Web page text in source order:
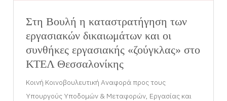
Στη Βουλή η καταστρατήγηση των
εργασιακών δικαιωμάτων και οι
συνθήκες εργασιακής «ζούγκλας» στο
ΚΤΕΛ Θεσσαλονίκης
Κοινή Κοινοβουλευτική Αναφορά προς τους
Υπουργούς Υποδομών & Μεταφορών, Εργασίας και